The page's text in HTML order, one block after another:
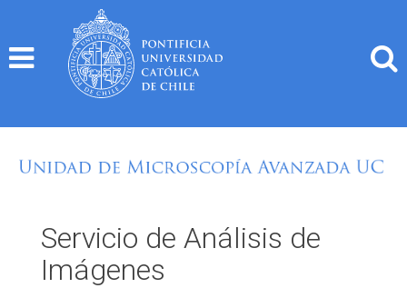
content
Servicio de Análisis de
Imágenes